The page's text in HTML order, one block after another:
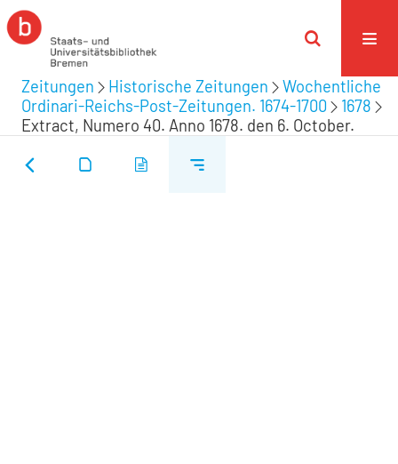
Zeitungen Historische Zeitungen
Wochentliche
Ordinari-Reichs-Post-Zeitungen. 1674-1700
1678
Extract, Numero 40. Anno 1678. den 6. October.